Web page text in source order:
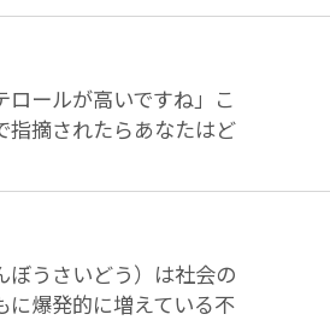
ロールが高いですね」こ
指摘されたらあなたはど
ぼうさいどう）は社会の
に爆発的に増えている不